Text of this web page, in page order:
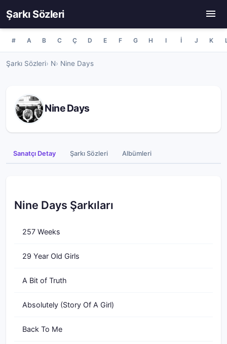
Şarkı Sözleri
# A B C Ç D E F G H I İ J K
Şarkı Sözleri N Nine Days
Nine Days
Sanatçı Detay Şarkı Sözleri Albümleri
Nine Days Şarkıları
257 Weeks
29 Year Old Girls
A Bit of Truth
Absolutely (Story Of A Girl)
Back To Me